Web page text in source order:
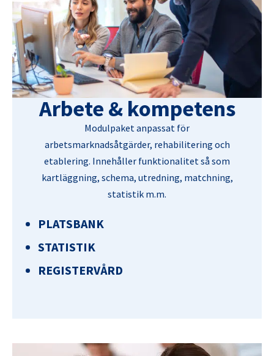
Arbete & kompetens
Modulpaket anpassat för
arbetsmarknadsåtgärder, rehabilitering och
etablering. Innehåller funktionalitet så som
kartläggning, schema, utredning, matchning,
statistik m.m.
PLATSBANK
STATISTIK
REGISTERVÅRD